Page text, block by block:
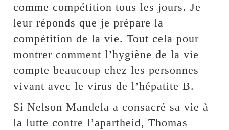
comme compétition tous les jours. Je
leur réponds que je prépare la
compétition de la vie. Tout cela pour
montrer comment l’hygiène de la vie
compte beaucoup chez les personnes
vivant avec le virus de l’hépatite B.
Si Nelson Mandela a consacré sa vie à
la lutte contre l’apartheid, Thomas